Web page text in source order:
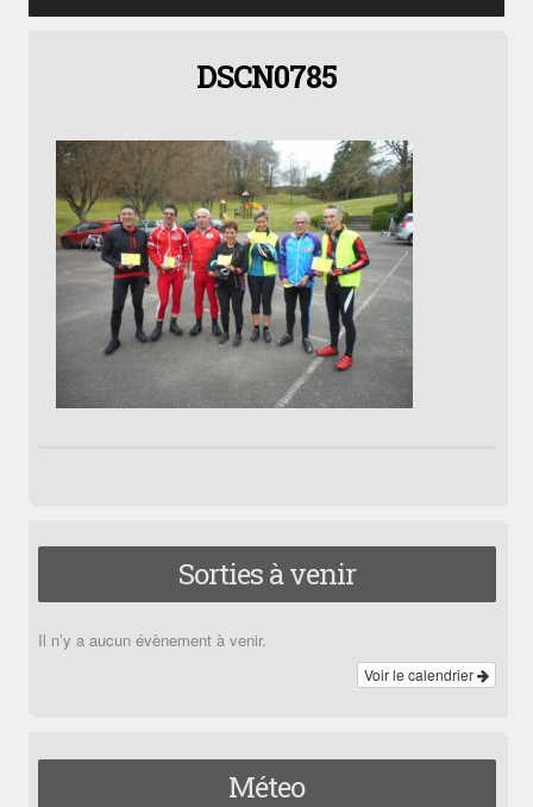
DSCN0785
Sorties à venir
Il n’y a aucun évènement à venir.
Voir le calendrier
Méteo